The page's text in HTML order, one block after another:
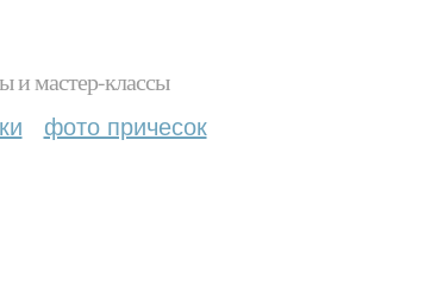
и мастер-классы
фото причесок